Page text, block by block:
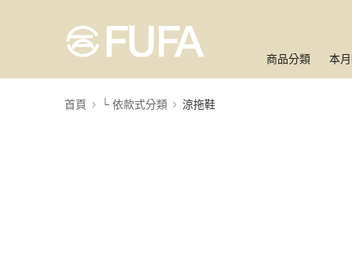
商品分類 本
首頁 └ 依款式分類 涼拖鞋